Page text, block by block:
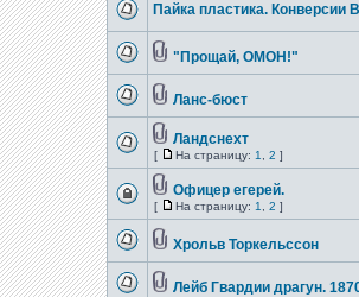
Пайка пластика. Конверсии
"Прощай, ОМОН!"
Ланс-бюст
Ландснехт
[ На страницу: 1 2 ]
Офицер егерей.
[ На страницу: 1 2 ]
Хрольв Торкельссон
Лейб Гвардии драгун.